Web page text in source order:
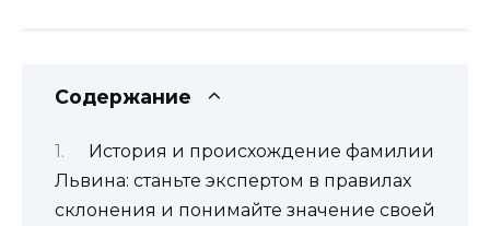
Содержание
История и происхождение фамилии
Львина: станьте экспертом в правилах
склонения и понимайте значение своей